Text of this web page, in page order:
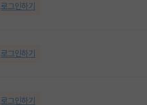
로그인하기
로그인하기
로그인하기